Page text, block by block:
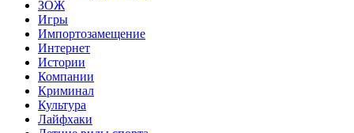
ЗОЖ
Игры
Импортозамещение
Интернет
Истории
Компании
Криминал
Культура
Лайфхаки